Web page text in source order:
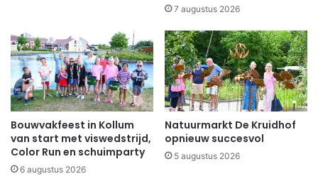
7 augustus 2026
Bouwvakfeest in Kollum
van start met viswedstrijd,
Color Run en schuimparty
6 augustus 2026
Natuurmarkt De Kruidhof
opnieuw succesvol
5 augustus 2026